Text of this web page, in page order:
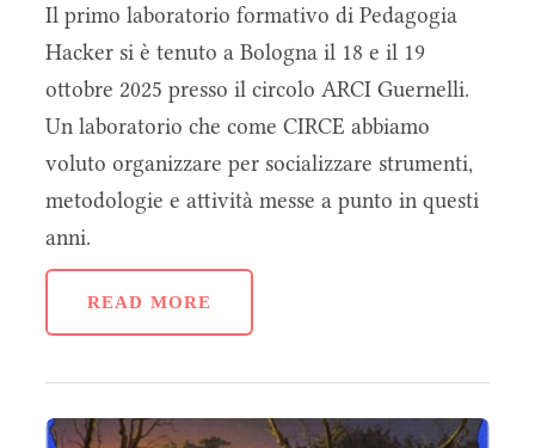
Il primo laboratorio formativo di Pedagogia
Hacker si è tenuto a Bologna il 18 e il 19
ottobre 2025 presso il circolo ARCI Guernelli.
Un laboratorio che come CIRCE abbiamo
voluto organizzare per socializzare strumenti,
metodologie e attività messe a punto in questi
anni.
READ MORE